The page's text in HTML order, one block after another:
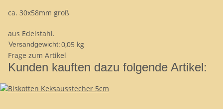
ca. 30x58mm groß
aus Edelstahl.
Versandgewicht:0,05 kg
Frage zum Artikel
Kunden kauften dazu folgende Artikel: